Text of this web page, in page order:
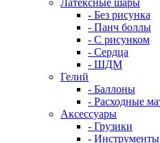
Латексные шары
- Без рисунка
- Панч боллы
- С рисунком
- Сердца
- ШДМ
Гелий
- Баллоны
- Расходные
Аксессуары
- Грузики
-